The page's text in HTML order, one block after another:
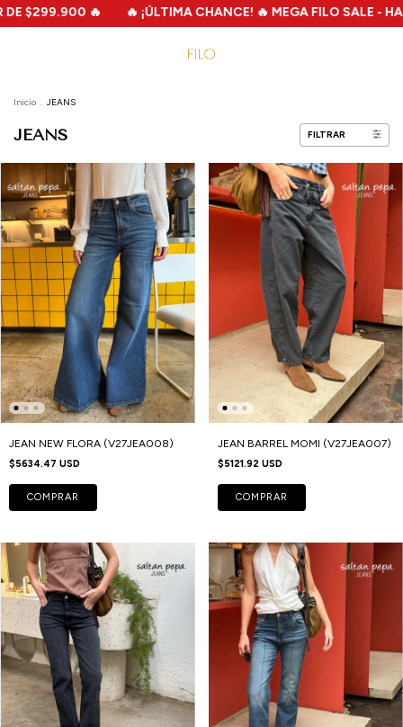
CHANCE! 🔥 MEGA FILO SALE - HASTA 70%OFF - 2X1 -
Inicio . JEANS
JEANS FILTRAR
JEAN NEW FLORA (V27JEA008)
$5634.47 USD
COMPRAR
JEAN BARREL MOMI (V27JEA007)
$5121.92 USD
COMPRAR